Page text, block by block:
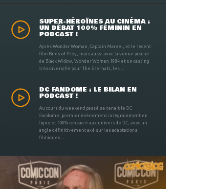
SUPER-HÉROÏNES AU CINÉMA :
UN DÉBAT 100% FÉMININ EN
PODCAST !
Après Wonder Woman, Captain Marvel, et le récent
film Birds of Prey, mais aussi avec la venue proche
de Black Widow, Wonder Woman 1984 et un casting
très diversifié pour The Eternals, les ...
DC FANDOME : LE BILAN EN
PODCAST !
Au cours du weekend passé se tenait le DC
Fandome, premier évènement intégralement en
ligne et 100% consacré aux univers de DC, avec un
angle définitivement axé sur les adaptations
filmiques ...